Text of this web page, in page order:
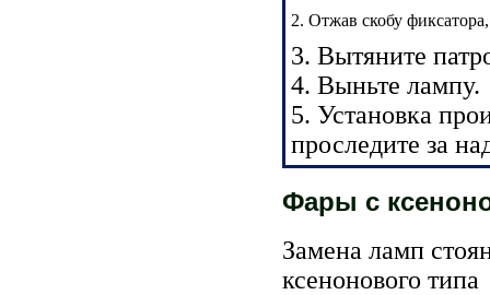
2. Отжав скобу
3. Вытяните
4. Выньте лампу.
5. Установка
проследите за
Фары с
Замена ламп
ксенонового типа